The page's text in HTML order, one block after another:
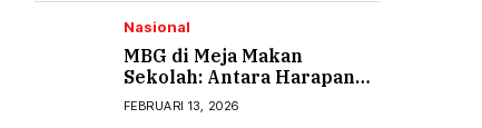
Nasional
MBG di Meja Makan
Sekolah: Antara Harapan
Gizi dan Rasa Cemas Orang
FEBRUARI 13, 2026